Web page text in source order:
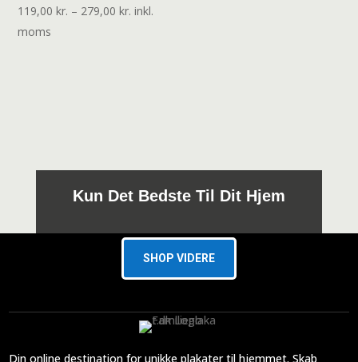
119,00kr. – 279,00kr. Prisinterval:
inkl.
moms
Kun Det Bedste Til Dit Hjem
SHOP VIDERE
Din online destination for unikke plakater til hjemmet. Skab